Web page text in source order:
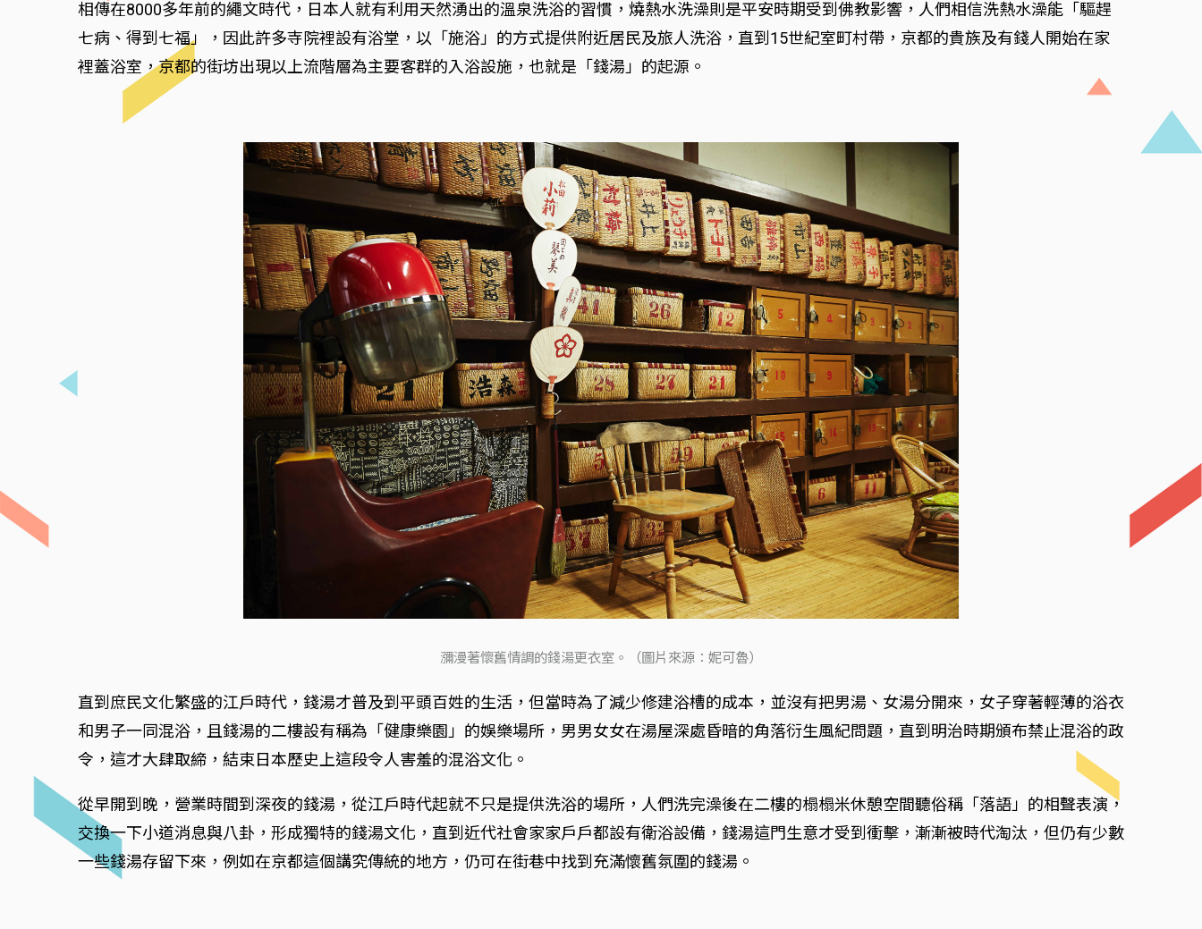
相傳在8000多年前的繩文時代，日本人就有利用天然湧出的溫泉洗浴的習慣，燒熱水洗澡則是平安時期受到佛教影響，人們相信洗熱水澡能「驅趕
七病、得到七福」，因此許多寺院裡設有浴堂，以「施浴」的方式提供附近居民及旅人洗浴，直到15世紀室町村帶，京都的貴族及有錢人開始在家
裡蓋浴室，京都的街坊出現以上流階層為主要客群的入浴設施，也就是「錢湯」的起源。
瀰漫著懷舊情調的錢湯更衣室。（圖片來源：妮可魯）
直到庶民文化繁盛的江戶時代，錢湯才普及到平頭百姓的生活，但當時為了減少修建浴槽的成本，並沒有把男湯、女湯分開來，女子穿著輕薄的浴衣
和男子一同混浴，且錢湯的二樓設有稱為「健康樂園」的娛樂場所，男男女女在湯屋深處昏暗的角落衍生風紀問題，直到明治時期頒布禁止混浴的政
令，這才大肆取締，結束日本歷史上這段令人害羞的混浴文化。
從早開到晚，營業時間到深夜的錢湯，從江戶時代起就不只是提供洗浴的場所，人們洗完澡後在二樓的榻榻米休憩空間聽俗稱「落語」的相聲表演，
交換一下小道消息與八卦，形成獨特的錢湯文化，直到近代社會家家戶戶都設有衛浴設備，錢湯這門生意才受到衝擊，漸漸被時代淘汰，但仍有少數
一些錢湯存留下來，例如在京都這個講究傳統的地方，仍可在街巷中找到充滿懷舊氛圍的錢湯。